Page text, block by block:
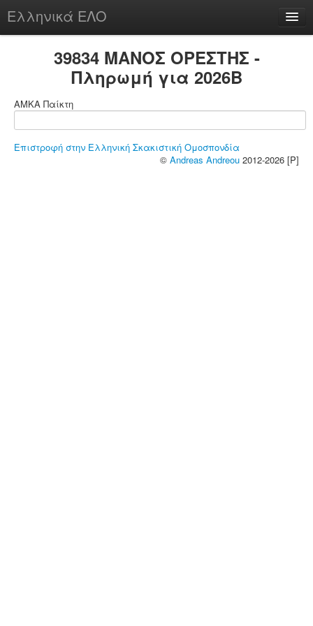
Ελληνικά ΕΛΟ
chesstu.be @ discord
39834 ΜΑΝΟΣ ΟΡΕΣΤΗΣ -
Πληρωμή για 2026B
ΑΜΚΑ Παίκτη
Επιστροφή στην Ελληνική Σκακιστική Ομοσπονδία
© Andreas Andreou 2012-2026 [P]